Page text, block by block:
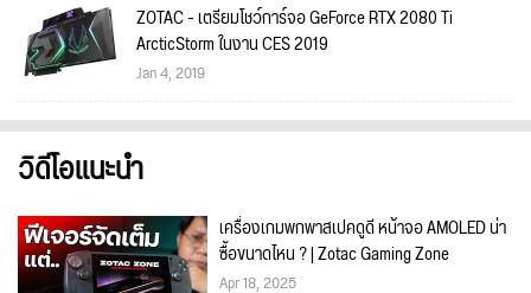
ZOTAC - เตรียมโชว์การ์จอ GeForce RTX 2080 Ti
ArcticStorm ในงาน CES 2019
Jan 4, 2019
วิดีโอแนะนำ
เครื่องเกมพกพาสเปคดูดี หน้าจอ AMOLED น่า
ซื้อขนาดไหน ? | Zotac Gaming Zone
Apr 18, 2025